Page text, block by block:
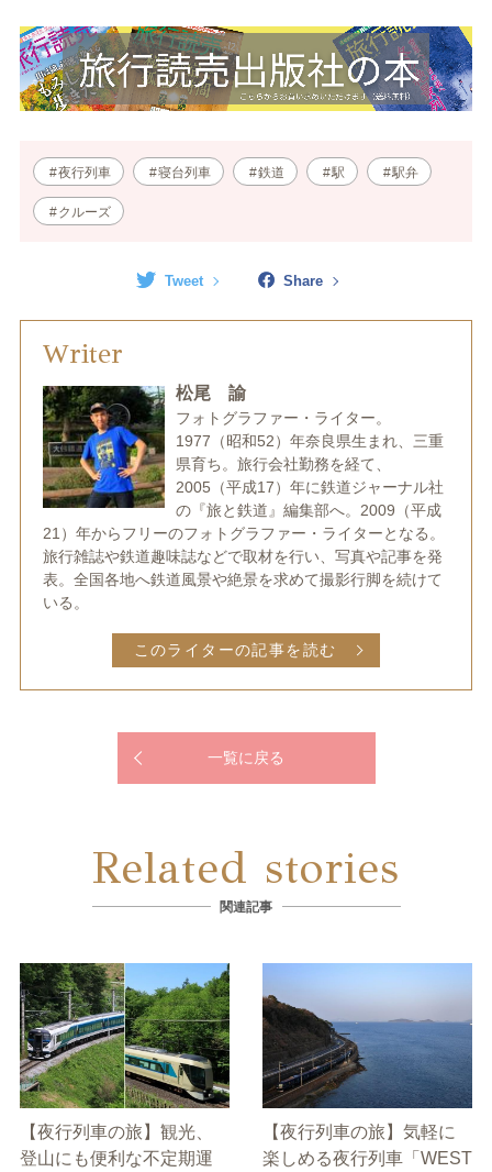
夜行列車 寝台列車 鉄道 駅 駅弁
クルーズ
Tweet Share
Writer
松尾 諭
フォトグラファー・ライター。
1977（昭和52）年奈良県生まれ、三重
県育ち。旅行会社勤務を経て、
2005（平成17）年に鉄道ジャーナル社
の『旅と鉄道』編集部へ。2009（平成
21）年からフリーのフォトグラファー・ライターとなる。
旅行雑誌や鉄道趣味誌などで取材を行い、写真や記事を発
表。全国各地へ鉄道風景や絶景を求めて撮影行脚を続けて
いる。
このライターの記事を読む
一覧に戻る
Related stories
関連記事
【夜行列車の旅】観光、
登山にも便利な不定期運
【夜行列車の旅】気軽に
楽しめる夜行列車「WEST